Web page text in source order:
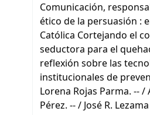
Comunicación,
ético de la persuasión :
Católica Cortejando el
seductora para el
reflexión sobre las
institucionales de
Lorena Rojas Parma. --
Pérez. -- / José R.